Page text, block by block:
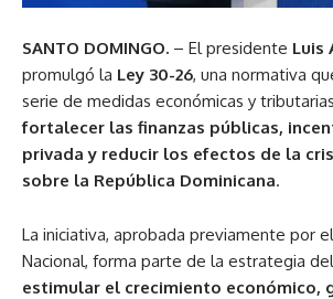
SANTO DOMINGO. – El presidente Luis
promulgó la Ley 30-26, una normativa
serie de medidas económicas y
fortalecer las finanzas públicas,
privada y reducir los efectos de la
sobre la República Dominicana.
La iniciativa, aprobada previamente por
Nacional, forma parte de la estrategia
estimular el crecimiento económico,